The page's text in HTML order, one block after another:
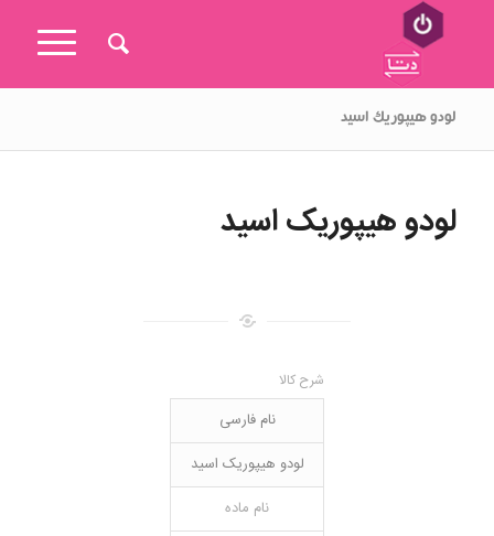
لودو هیپوریک اسید
لودو هیپوریک اسید
شرح کالا
نام فارسی
لودو هیپوریک اسید
نام ماده